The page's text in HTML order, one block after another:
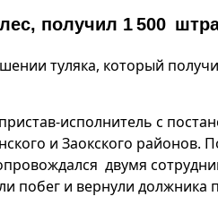
получил 1 500
туляка, который
исполнитель с
и Заокского районов.
двумя
побег и вернули должника